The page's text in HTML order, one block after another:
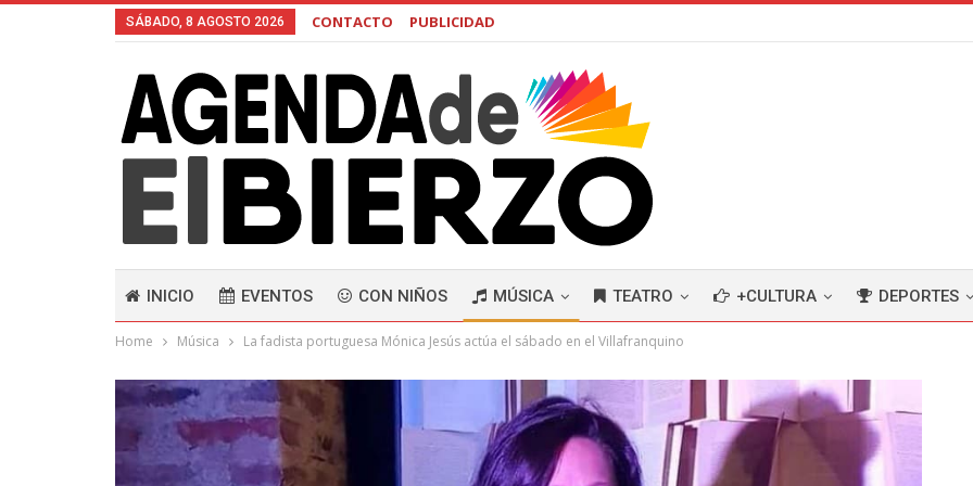
SÁBADO, 8 AGOSTO 2026 CONTACTO PUBLICIDAD
INICIO EVENTOS CON NIÑOS MÚSICA TEATRO +CULTURA DEPORTES
Home Música La fadista portuguesa Mónica Jesús actúa el sábado en el Villafranquino